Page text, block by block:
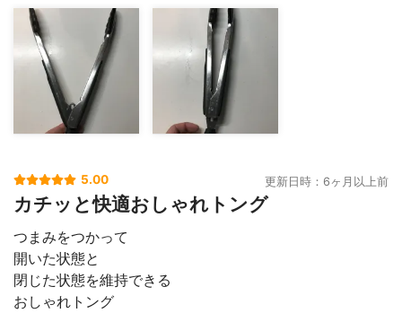
5.00 更新日時：6ヶ月以上前
カチッと快適おしゃれトング
つまみをつかって
開いた状態と
閉じた状態を維持できる
おしゃれトング